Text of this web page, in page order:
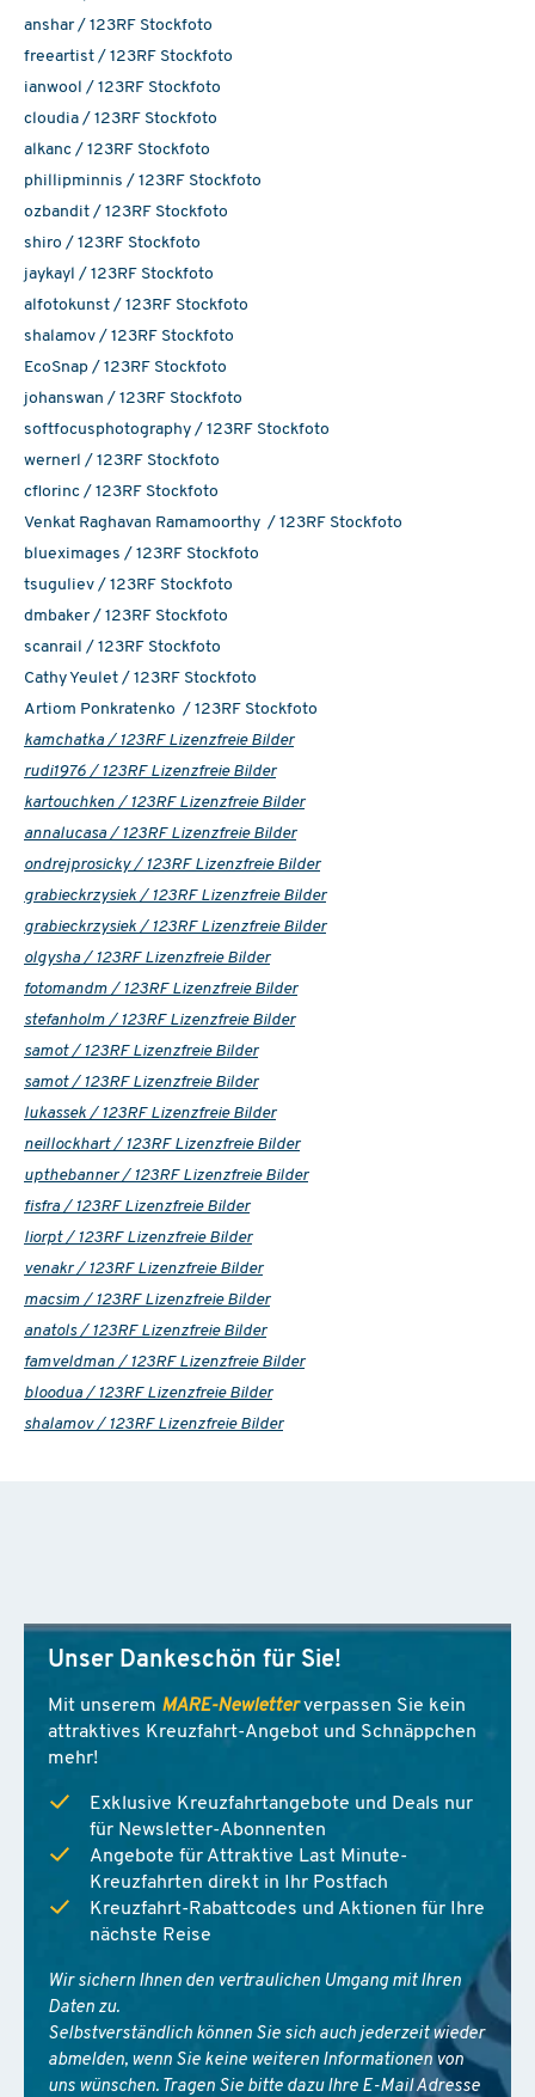
anshar / 123RF Stockfoto
freeartist / 123RF Stockfoto
ianwool / 123RF Stockfoto
cloudia / 123RF Stockfoto
alkanc / 123RF Stockfoto
phillipminnis / 123RF Stockfoto
ozbandit / 123RF Stockfoto
shiro / 123RF Stockfoto
jaykayl / 123RF Stockfoto
alfotokunst / 123RF Stockfoto
shalamov / 123RF Stockfoto
EcoSnap / 123RF Stockfoto
johanswan / 123RF Stockfoto
softfocusphotography / 123RF Stockfoto
wernerl / 123RF Stockfoto
cflorinc / 123RF Stockfoto
Venkat Raghavan Ramamoorthy / 123RF Stockfoto
blueximages / 123RF Stockfoto
tsuguliev / 123RF Stockfoto
dmbaker / 123RF Stockfoto
scanrail / 123RF Stockfoto
Cathy Yeulet / 123RF Stockfoto
Artiom Ponkratenko / 123RF Stockfoto
kamchatka / 123RF Lizenzfreie Bilder
rudi1976 / 123RF Lizenzfreie Bilder
kartouchken / 123RF Lizenzfreie Bilder
annalucasa / 123RF Lizenzfreie Bilder
ondrejprosicky / 123RF Lizenzfreie Bilder
grabieckrzysiek / 123RF Lizenzfreie Bilder
grabieckrzysiek / 123RF Lizenzfreie Bilder
olgysha / 123RF Lizenzfreie Bilder
fotomandm / 123RF Lizenzfreie Bilder
stefanholm / 123RF Lizenzfreie Bilder
samot / 123RF Lizenzfreie Bilder
samot / 123RF Lizenzfreie Bilder
lukassek / 123RF Lizenzfreie Bilder
neillockhart / 123RF Lizenzfreie Bilder
upthebanner / 123RF Lizenzfreie Bilder
fisfra / 123RF Lizenzfreie Bilder
liorpt / 123RF Lizenzfreie Bilder
venakr / 123RF Lizenzfreie Bilder
macsim / 123RF Lizenzfreie Bilder
anatols / 123RF Lizenzfreie Bilder
famveldman / 123RF Lizenzfreie Bilder
bloodua / 123RF Lizenzfreie Bilder
shalamov / 123RF Lizenzfreie Bilder
Unser Dankeschön für Sie!
Mit unserem MARE-Newletterverpassen Sie kein
attraktives Kreuzfahrt-Angebot und Schnäppchen
mehr!
Exklusive Kreuzfahrtangebote und Deals nur
für Newsletter-Abonnenten
Angebote für Attraktive Last Minute-
Kreuzfahrten direkt in Ihr Postfach
Kreuzfahrt-Rabattcodes und Aktionen für Ihre
nächste Reise
Wir sichern Ihnen den vertraulichen Umgang mit Ihren
Daten zu.
Selbstverständlich können Sie sich auch jederzeit wieder
abmelden, wenn Sie keine weiteren Informationen von
uns wünschen. Tragen Sie bitte dazu Ihre E-Mail Adresse